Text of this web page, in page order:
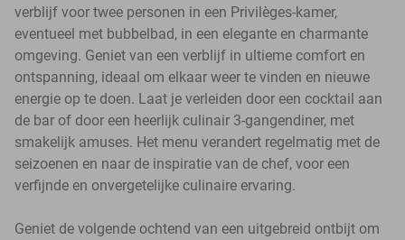
verblijf voor twee personen in een Privilèges-kamer,
eventueel met bubbelbad, in een elegante en charmante
omgeving. Geniet van een verblijf in ultieme comfort en
ontspanning, ideaal om elkaar weer te vinden en nieuwe
energie op te doen. Laat je verleiden door een cocktail aan
de bar of door een heerlijk culinair 3-gangendiner, met
smakelijk amuses. Het menu verandert regelmatig met de
seizoenen en naar de inspiratie van de chef, voor een
verfijnde en onvergetelijke culinaire ervaring.
Geniet de volgende ochtend van een uitgebreid ontbijt om